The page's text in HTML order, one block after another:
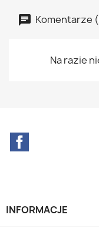
Komentarze
Na razie
INFORMACJE